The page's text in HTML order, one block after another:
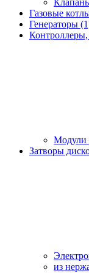
Газовые
Генераторы
Модули
Затворы
из